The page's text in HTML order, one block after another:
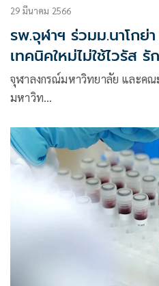
29 มีนาคม 2566
รพ.จุฬาฯ ร่วมม.นาโก
เทคนิคใหม่ไม่ใช้ไวรัส รั
จุฬาลงกรณ์มหาวิทยาลัย และค
มหาวิท…